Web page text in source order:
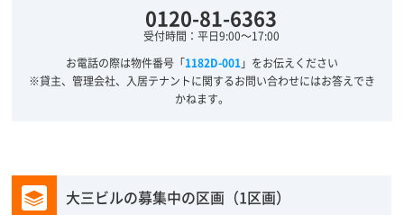
0120-81-6363
受付時間：平日9:00～17:00
お電話の際は物件番号「1182D-001」をお伝えください
※貸主、管理会社、入居テナントに関するお問い合わせにはお答えでき
かねます。
大三ビルの募集中の区画（1区画）